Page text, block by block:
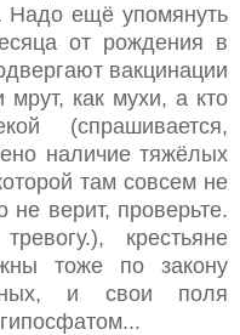
Надо ещё упомянуть
от рождения в
вакцинации
мрут, как мухи, а кто
(спрашивается,
наличие тяжёлых
там совсем не
не верит, проверьте.
крестьяне
тоже по закону
и свои поля